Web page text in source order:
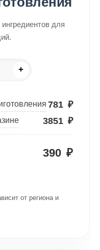
для
+
781 ₽
3851 ₽
390 ₽
от региона и